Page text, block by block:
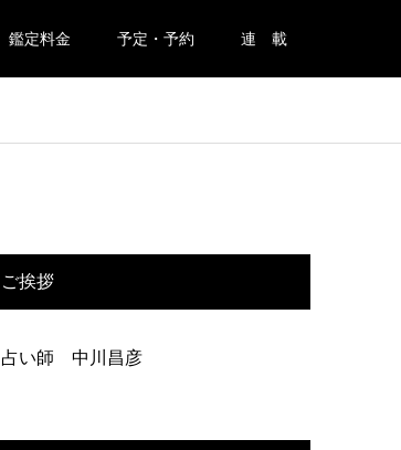
鑑定料金 予定・予約 連 載
ご挨拶
占い師 中川昌彦